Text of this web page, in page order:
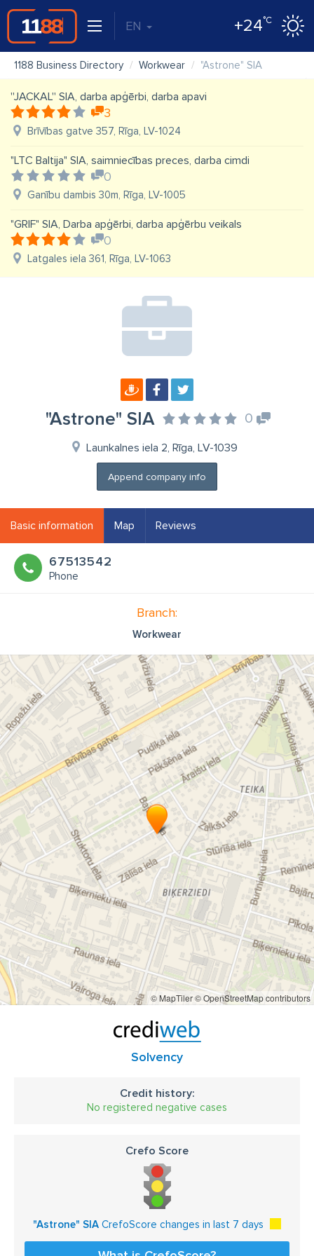
EN +24°C
1188 Business Directory Workwear "Astrone" SIA
''JACKAL'' SIA, darba apģērbi, darba apavi
3
Brīvības gatve 357, Rīga, LV-1024
"LTC Baltija" SIA, saimniecības preces, darba cimdi
0
Ganību dambis 30m, Rīga, LV-1005
"GRIF" SIA, Darba apģērbi, darba apģērbu veikals
0
Latgales iela 361, Rīga, LV-1063
"Astrone" SIA 0
Launkalnes iela 2, Rīga, LV-1039
Append company info
Basic information Map Reviews
67513542
Phone
Branch:
Workwear
© MapTiler© OpenStreetMap contributors
Solvency
Credit history:
No registered negative cases
Crefo Score
"Astrone" SIA CrefoScore changes in last 7 days